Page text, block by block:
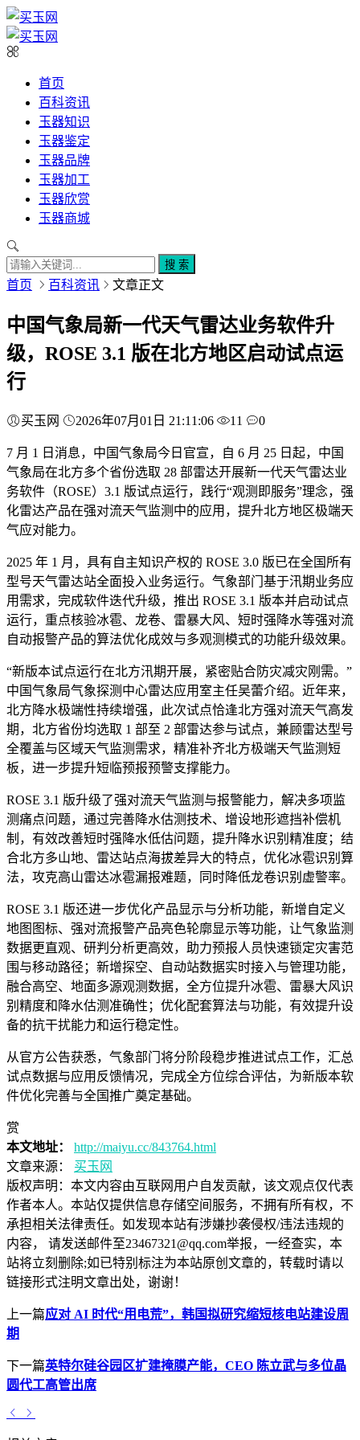
首页
百科资讯
玉器知识
玉器鉴定
玉器品牌
玉器加工
玉器欣赏
玉器商城
搜 索
首页 百科资讯 文章正文
中国气象局新一代天气雷达业务软件升
级，ROSE 3.1 版在北方地区启动试点运
行
买玉网 2026年07月01日 21:11:06 11 0
7 月 1 日消息，中国气象局今日官宣，自 6 月 25 日起，中国
气象局在北方多个省份选取 28 部雷达开展新一代天气雷达业
务软件（ROSE）3.1 版试点运行，践行“观测即服务”理念，强
化雷达产品在强对流天气监测中的应用，提升北方地区极端天
气应对能力。
2025 年 1 月，具有自主知识产权的 ROSE 3.0 版已在全国所有
型号天气雷达站全面投入业务运行。气象部门基于汛期业务应
用需求，完成软件迭代升级，推出 ROSE 3.1 版本并启动试点
运行，重点核验冰雹、龙卷、雷暴大风、短时强降水等强对流
自动报警产品的算法优化成效与多观测模式的功能升级效果。
“新版本试点运行在北方汛期开展，紧密贴合防灾减灾刚需。”
中国气象局气象探测中心雷达应用室主任吴蕾介绍。近年来，
北方降水极端性持续增强，此次试点恰逢北方强对流天气高发
期，北方省份均选取 1 部至 2 部雷达参与试点，兼顾雷达型号
全覆盖与区域天气监测需求，精准补齐北方极端天气监测短
板，进一步提升短临预报预警支撑能力。
ROSE 3.1 版升级了强对流天气监测与报警能力，解决多项监
测痛点问题，通过完善降水估测技术、增设地形遮挡补偿机
制，有效改善短时强降水低估问题，提升降水识别精准度；结
合北方多山地、雷达站点海拔差异大的特点，优化冰雹识别算
法，攻克高山雷达冰雹漏报难题，同时降低龙卷识别虚警率。
ROSE 3.1 版还进一步优化产品显示与分析功能，新增自定义
地图图标、强对流报警产品亮色轮廓显示等功能，让气象监测
数据更直观、研判分析更高效，助力预报人员快速锁定灾害范
围与移动路径；新增探空、自动站数据实时接入与管理功能，
融合高空、地面多源观测数据，全方位提升冰雹、雷暴大风识
别精度和降水估测准确性；优化配套算法与功能，有效提升设
备的抗干扰能力和运行稳定性。
从官方公告获悉，气象部门将分阶段稳步推进试点工作，汇总
试点数据与应用反馈情况，完成全方位综合评估，为新版本软
件优化完善与全国推广奠定基础。
赏
本文地址：
http://maiyu.cc/843764.html
文章来源：
买玉网
版权声明： 本文内容由互联网用户自发贡献，该文观点仅代表
作者本人。本站仅提供信息存储空间服务，不拥有所有权，不
承担相关法律责任。如发现本站有涉嫌抄袭侵权/违法违规的
内容， 请发送邮件至23467321@qq.com举报，一经查实，本
站将立刻删除;如已特别标注为本站原创文章的，转载时请以
链接形式注明文章出处，谢谢！
上一篇应对 AI 时代“用电荒”，韩国拟研究缩短核电站建设周
期
下一篇英特尔硅谷园区扩建掩膜产能，CEO 陈立武与多位晶
圆代工高管出席